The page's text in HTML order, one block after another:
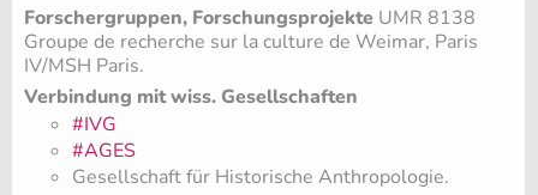
Forschergruppen, Forschungsprojekte UMR 8138
Groupe de recherche sur la culture de Weimar, Paris
IV/MSH Paris.
Verbindung mit wiss. Gesellschaften
#IVG
#AGES
Gesellschaft für Historische Anthropologie.